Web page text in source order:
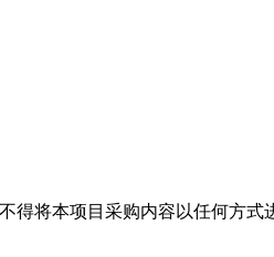
得将本项目采购内容以任何方式